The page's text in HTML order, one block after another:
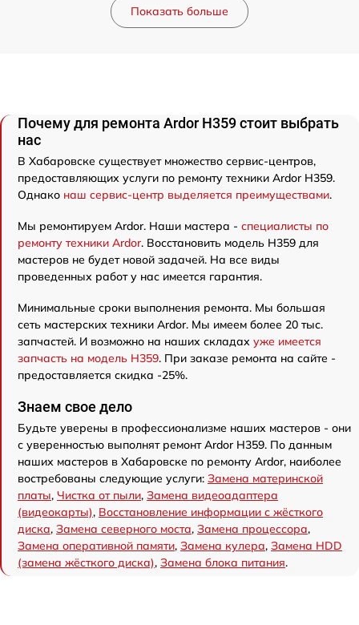
Показать больше
Почему для ремонта Ardor H359 стоит выбрать
нас
В Хабаровске существует множество сервис-центров,
предоставляющих услуги по ремонту техники Ardor H359.
Однако наш сервис-центр выделяется преимуществами.
Мы ремонтируем Ardor. Наши мастера - специалисты по
ремонту техники Ardor. Восстановить модель H359 для
мастеров не будет новой задачей. На все виды
проведенных работ у нас имеется гарантия.
Минимальные сроки выполнения ремонта. Мы большая
сеть мастерских техники Ardor. Мы имеем более 20 тыс.
запчастей. И возможно на наших складах уже имеется
запчасть на модель H359. При заказе ремонта на сайте -
предоставляется скидка -25%.
Знаем свое дело
Будьте уверены в профессионализме наших мастеров - они
с уверенностью выполнят ремонт Ardor H359. По данным
наших мастеров в Хабаровске по ремонту Ardor, наиболее
востребованы следующие услуги: Замена материнской
платы, Чистка от пыли, Замена видеоадаптера
(видеокарты), Восстановление информации с жёсткого
диска, Замена северного моста, Замена процессора,
Замена оперативной памяти, Замена кулера, Замена HDD
(замена жёсткого диска), Замена блока питания.